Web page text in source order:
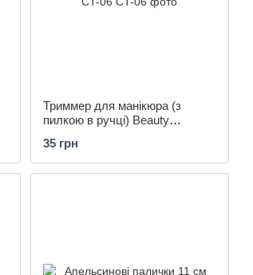
Триммер для манікюра (з
пилкою в ручці) Beauty
35 грн